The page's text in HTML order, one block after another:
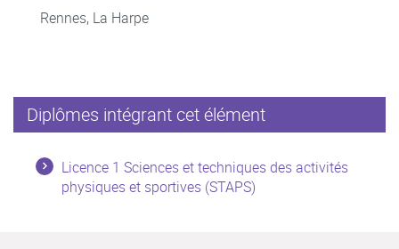
Rennes, La Harpe
Diplômes intégrant cet élément
Licence 1 Sciences et techniques des activités
physiques et sportives (STAPS)